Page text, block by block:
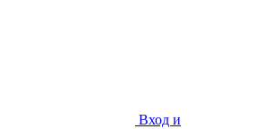
Вход и